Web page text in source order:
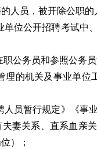
人员，被开除公职
单位公开招聘考试中
公务员和参照公务
理的机关及事业单
人员暂行规定》《事
夫妻关系、直系血亲
）；